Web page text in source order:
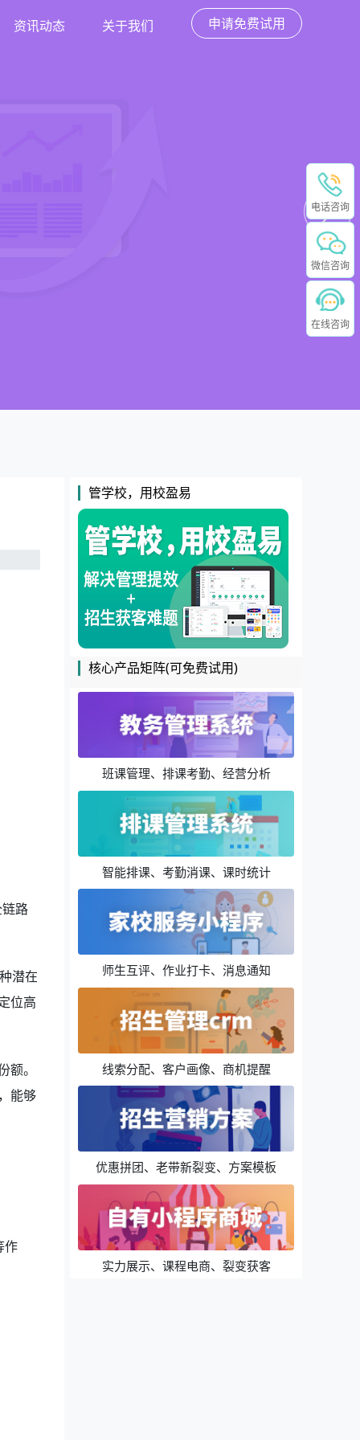
资讯动态 关于我们 申请免费试用
路
潜在
位高
。
能够
作
管学校，用校盈易
核心产品矩阵(可免费试用)
班课管理、排课考勤、经营分析
智能排课、考勤消课、课时统计
师生互评、作业打卡、消息通知
线索分配、客户画像、商机提醒
优惠拼团、老带新裂变、方案模板
实力展示、课程电商、裂变获客
电话咨询
微信咨询
在线咨询